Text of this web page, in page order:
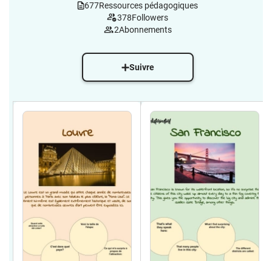
677Ressources pédagogiques
378Followers
2Abonnements
Suivre